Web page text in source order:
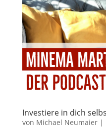
Investiere in dich
von Michael Neumaier|